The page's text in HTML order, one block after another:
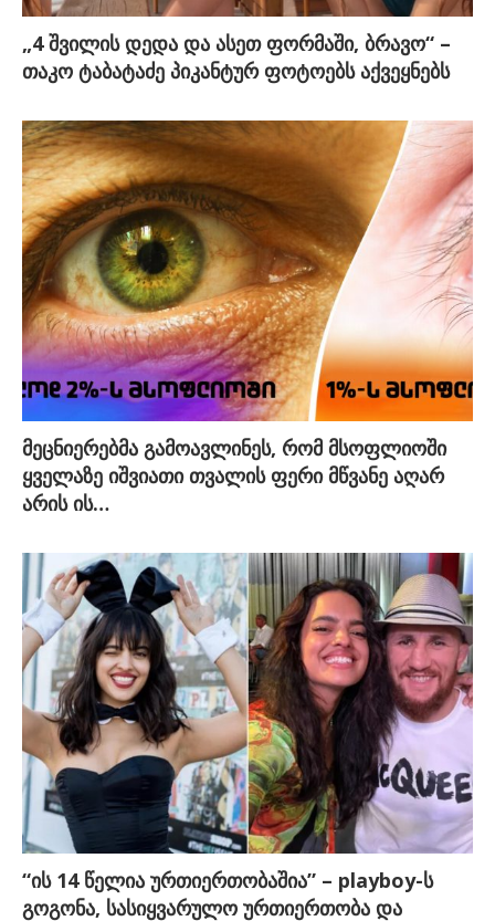
„4 შვილის დედა და ასეთ ფორმაში, ბრავო“ –
თაკო ტაბატაძე პიკანტურ ფოტოებს აქვეყნებს
მეცნიერებმა გამოავლინეს, რომ მსოფლიოში
ყველაზე იშვიათი თვალის ფერი მწვანე აღარ
არის ის…
“ის 14 წელია ურთიერთობაშია” – playboy-ს
გოგონა, სასიყვარულო ურთიერთობა და